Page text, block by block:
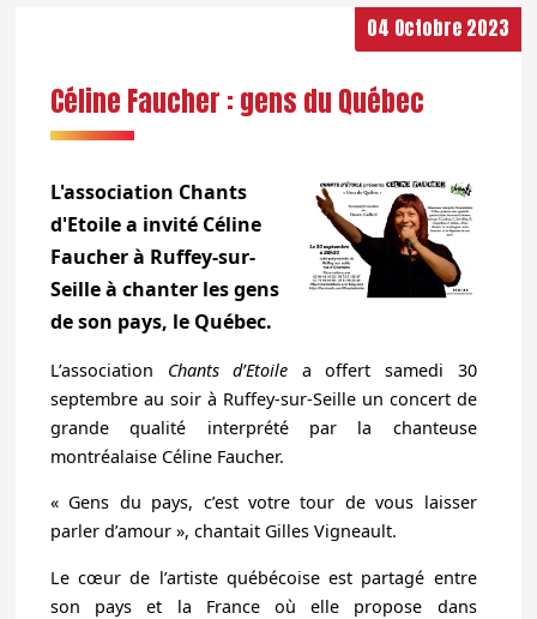
04 Octobre 2023
Céline Faucher : gens du Québec
L'association Chants
d'Etoile a invité Céline
Faucher à Ruffey-sur-
Seille à chanter les gens
de son pays, le Québec.
L’association Chants d’Etoile a offert samedi 30
septembre au soir à Ruffey-sur-Seille un concert de
grande qualité interprété par la chanteuse
montréalaise Céline Faucher.
« Gens du pays, c’est votre tour de vous laisser
parler d’amour », chantait Gilles Vigneault.
Le cœur de l’artiste québécoise est partagé entre
son pays et la France où elle propose dans